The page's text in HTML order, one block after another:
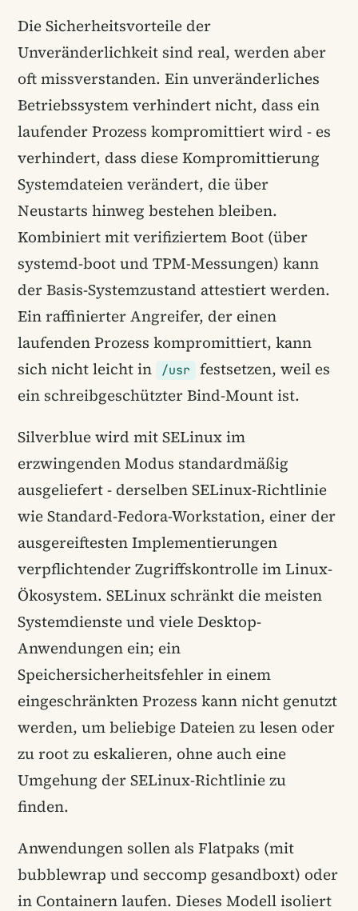
Die Sicherheitsvorteile der
Unveränderlichkeit sind real, werden aber
oft missverstanden. Ein unveränderliches
Betriebssystem verhindert nicht, dass ein
laufender Prozess kompromittiert wird - es
verhindert, dass diese Kompromittierung
Systemdateien verändert, die über
Neustarts hinweg bestehen bleiben.
Kombiniert mit verifiziertem Boot (über
systemd-boot und TPM-Messungen) kann
der Basis-Systemzustand attestiert werden.
Ein raffinierter Angreifer, der einen
laufenden Prozess kompromittiert, kann
sich nicht leicht in
/usr
festsetzen, weil es
ein schreibgeschützter Bind-Mount ist.
Silverblue wird mit SELinux im
erzwingenden Modus standardmäßig
ausgeliefert - derselben SELinux-Richtlinie
wie Standard-Fedora-Workstation, einer der
ausgereiftesten Implementierungen
verpflichtender Zugriffskontrolle im Linux-
Ökosystem. SELinux schränkt die meisten
Systemdienste und viele Desktop-
Anwendungen ein; ein
Speichersicherheitsfehler in einem
eingeschränkten Prozess kann nicht genutzt
werden, um beliebige Dateien zu lesen oder
zu root zu eskalieren, ohne auch eine
Umgehung der SELinux-Richtlinie zu
finden.
Anwendungen sollen als Flatpaks (mit
bubblewrap und seccomp gesandboxt) oder
in Containern laufen. Dieses Modell isoliert